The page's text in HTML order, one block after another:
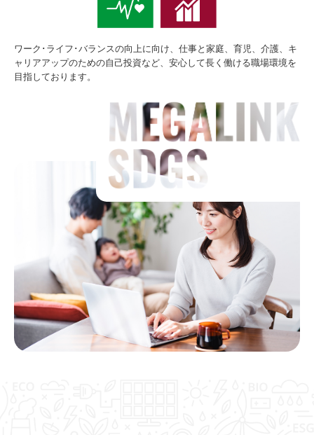
ワーク･ライフ･バランスの向上に向け、仕事と家庭、育児、介護、キ
ャリアアップのための自己投資など、安心して長く働ける職場環境を
目指しております。